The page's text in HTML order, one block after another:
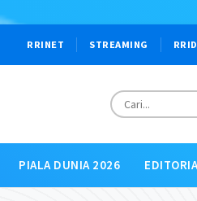
RRINET STREAMING
PIALA DUNIA 2026